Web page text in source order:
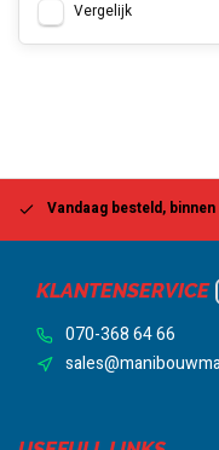
Vergelijk
Vandaag besteld,
KLANTENSERVICE
070-368 64 66